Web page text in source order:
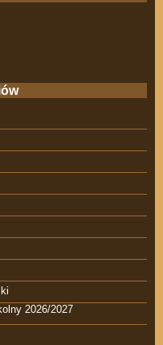
2026/2027